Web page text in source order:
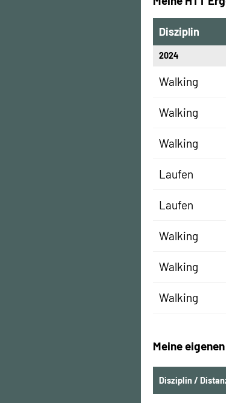
Disziplin
2024
Walking
Walking
Walking
Laufen
Laufen
Walking
Walking
Walking
Meine
Disziplin /